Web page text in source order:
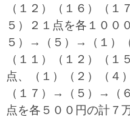
（１２）（１６）（
５）２１点を各１００
５）→（５）→（１）
（１１）（１２）（１
点、（１）（２）（４
（１７）→（５）→（
点を各５００円の計７